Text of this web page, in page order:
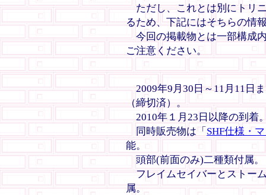
ただし、これとは別にトリ
るため、下記にはそちらの情
今回の掲載物とは一部構成
ご注意ください。
2009年9月30日～11月11日
（締切済）。
2010年１月23日以降の到着
同時販売物は「 SHF仕様・
能。
頭部(前面のみ)二種類付属。
フレイムセイバーとストー
属。